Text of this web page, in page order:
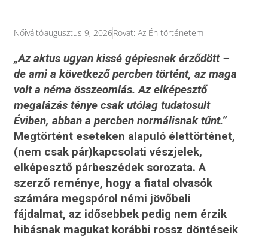
Nőiváltóaugusztus 9, 2026Rovat: Az Én történetem
„Az aktus ugyan kissé gépiesnek érződött –
de ami a következő percben történt, az maga
volt a néma összeomlás. Az elképesztő
megalázás ténye csak utólag tudatosult
Éviben, abban a percben normálisnak tűnt.”
Megtörtént eseteken alapuló élettörténet,
(nem csak pár)kapcsolati vészjelek,
elképesztő párbeszédek sorozata. A
szerző reménye, hogy a fiatal olvasók
számára megspórol némi jövőbeli
fájdalmat, az idősebbek pedig nem érzik
hibásnak magukat korábbi rossz döntéseik